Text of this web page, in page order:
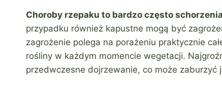
Choroby rzepaku to bardzo często
przypadku również kapustne mogą być
zagrożenie polega na porażeniu praktycznie
rośliny w każdym momencie wegetacji.
przedwczesne dojrzewanie, co może